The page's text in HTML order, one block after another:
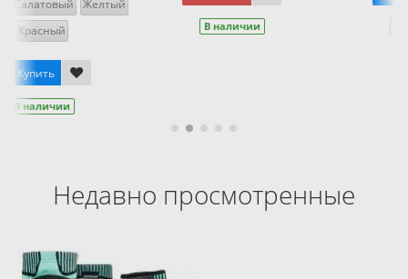
Недавно просмотренные